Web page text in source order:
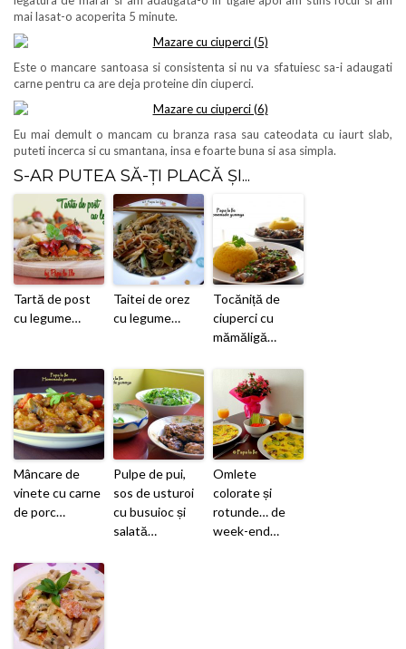
mai lasat-o acoperita 5 minute.
Este o mancare santoasa si consistenta si nu va sfatuiesc sa-i adaugati
carne pentru ca are deja proteine din ciuperci.
Eu mai demult o mancam cu branza rasa sau cateodata cu iaurt slab,
puteti incerca si cu smantana, insa e foarte buna si asa simpla.
S-AR PUTEA SĂ-ȚI PLACĂ ȘI...
Tartă de post
cu legume…
Taitei de orez
cu legume…
Tocăniță de
ciuperci cu
mămăligă…
Mâncare de
vinete cu carne
de porc…
Pulpe de pui,
sos de usturoi
cu busuioc și
salată…
Omlete
colorate și
rotunde… de
week-end…